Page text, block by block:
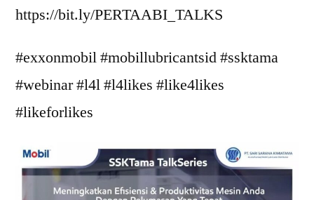
https://bit.ly/PERTAABI_TALKS
#exxonmobil #mobillubricantsid #ssktama
#webinar #l4l #l4likes #like4likes
#likeforlikes